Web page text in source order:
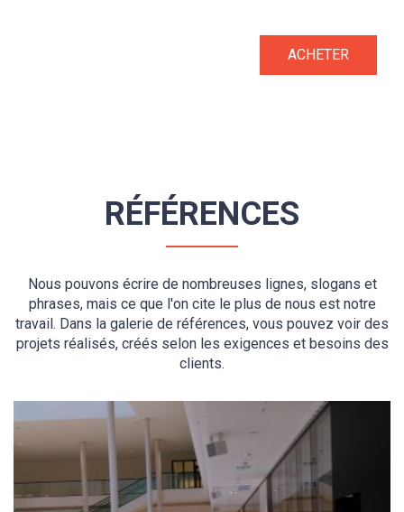
ACHETER
RÉFÉRENCES
Nous pouvons écrire de nombreuses lignes, slogans et
phrases, mais ce que l'on cite le plus de nous est notre
travail. Dans la galerie de références, vous pouvez voir des
projets réalisés, créés selon les exigences et besoins des
clients.